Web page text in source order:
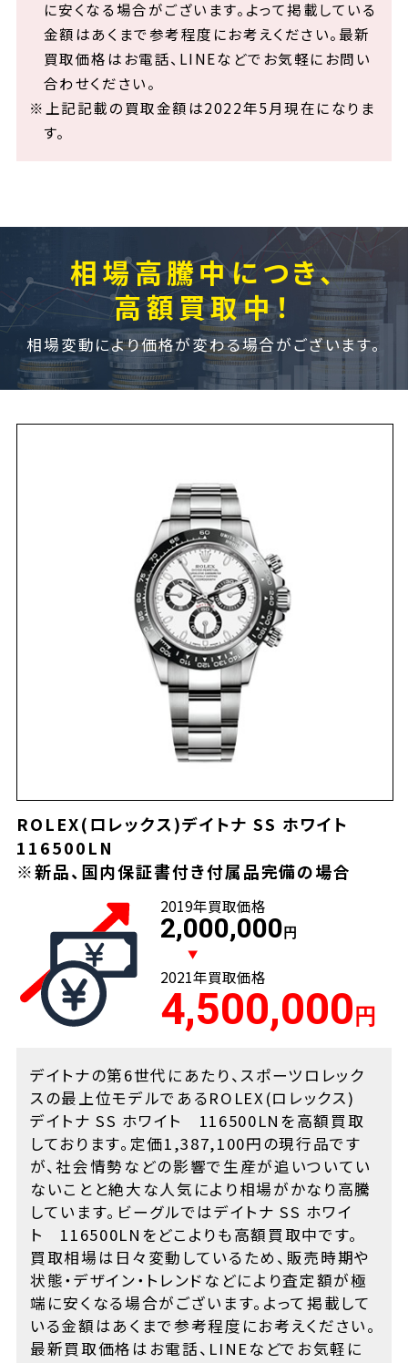
に安くなる場合がございます。よって掲載している
金額はあくまで参考程度にお考えください。最新
買取価格はお電話、LINEなどでお気軽にお問い
合わせください。
※上記記載の買取金額は2022年5月現在になりま
す。
相場高騰中につき、
高額買取中！
相場変動により価格が変わる場合がございます。
ROLEX(ロレックス)デイトナ SS ホワイト
116500LN
※新品、国内保証書付き付属品完備の場合
2019年買取価格
2,000,000
2021年買取価格
4,500,000
デイトナの第6世代にあたり、スポーツロレック
スの最上位モデルであるROLEX(ロレックス)
デイトナ SS ホワイト 116500LNを高額買取
しております。定価1,387,100円の現行品です
が、社会情勢などの影響で生産が追いついてい
ないことと絶大な人気により相場がかなり高騰
しています。ビーグルではデイトナ SS ホワイ
ト 116500LNをどこよりも高額買取中です。
買取相場は日々変動しているため、販売時期や
状態・デザイン・トレンドなどにより査定額が極
端に安くなる場合がございます。よって掲載して
いる金額はあくまで参考程度にお考えください。
最新買取価格はお電話、LINEなどでお気軽に